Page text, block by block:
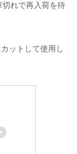
れで再入荷を待
ットして使用し